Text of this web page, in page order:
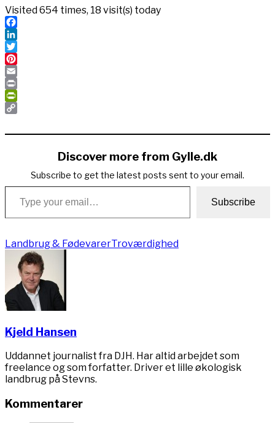
Visited 654 times, 18 visit(s) today
Facebook
LinkedIn
Twitter
Pinterest
Email
Print
PrintFriendly
Link
Discover more from Gylle.dk
Subscribe to get the latest posts sent to your email.
Type your email…
Subscribe
Landbrug & FødevarerTroværdighed
Kjeld Hansen
Uddannet journalist fra DJH. Har altid arbejdet som
freelance og som forfatter. Driver et lille økologisk
landbrug på Stevns.
Kommentarer